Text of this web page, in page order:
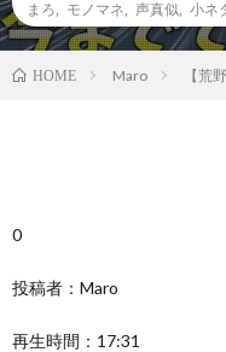
まろ
モノマネ 声真似 小ネ
HOME Maro 【荒
0
投稿者：Maro
再生時間：17:31